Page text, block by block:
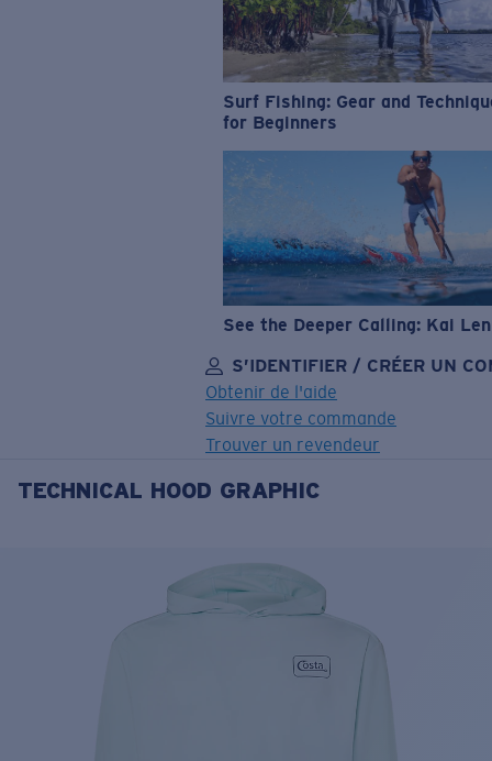
Surf Fishing: Gear and
for Beginners
See the Deeper Calling: Kai
S’IDENTIFIER / CRÉER UN
Obtenir de l'aide
Suivre votre commande
Trouver un revendeur
OBJECTIF MIS À JOURAJOUTÉ AU PANIER!
TECHNICAL HOOD GRAPHIC